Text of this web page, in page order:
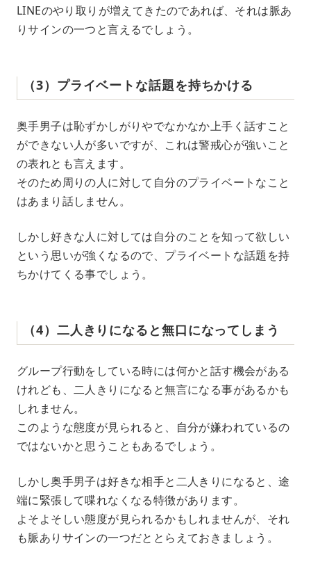
LINEのやり取りが増えてきたのであれば、それは脈あ
りサインの一つと言えるでしょう。
（3）プライベートな話題を持ちかける
奥手男子は恥ずかしがりやでなかなか上手く話すこと
ができない人が多いですが、これは警戒心が強いこと
の表れとも言えます。
そのため周りの人に対して自分のプライベートなこと
はあまり話しません。
しかし好きな人に対しては自分のことを知って欲しい
という思いが強くなるので、プライベートな話題を持
ちかけてくる事でしょう。
（4）二人きりになると無口になってしまう
グループ行動をしている時には何かと話す機会がある
けれども、二人きりになると無言になる事があるかも
しれません。
このような態度が見られると、自分が嫌われているの
ではないかと思うこともあるでしょう。
しかし奥手男子は好きな相手と二人きりになると、途
端に緊張して喋れなくなる特徴があります。
よそよそしい態度が見られるかもしれませんが、それ
も脈ありサインの一つだととらえておきましょう。